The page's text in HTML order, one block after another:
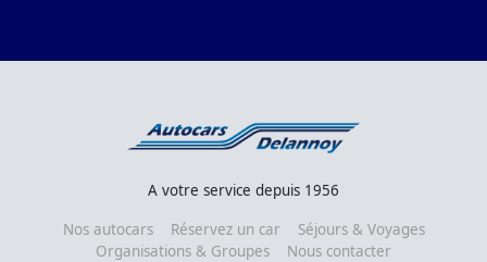
A votre service depuis 1956
Nos autocars
Réservez un car
Séjours & Voyages
Organisations & Groupes
Nous contacter